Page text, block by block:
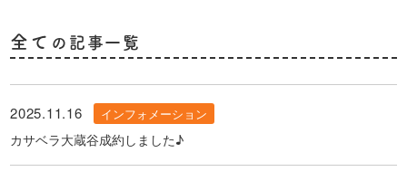
全て の記事一覧
2025.11.16 インフォメーション
カサベラ大蔵谷成約しました♪